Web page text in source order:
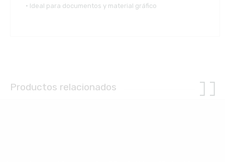
• Ideal para documentos y material gráfico
Productos relacionados